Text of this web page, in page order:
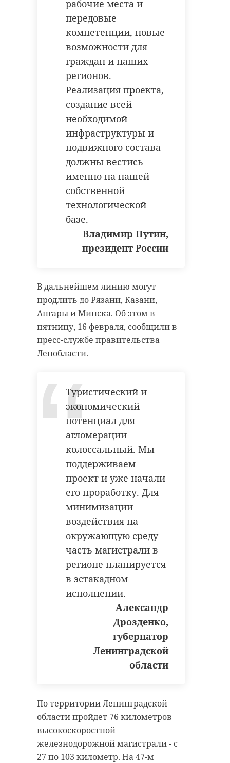
рабочие места и
передовые
компетенции, новые
возможности для
граждан и наших
регионов.
Реализация проекта,
создание всей
необходимой
инфраструктуры и
подвижного состава
должны вестись
именно на нашей
собственной
технологической
базе.
Владимир Путин,
президент России
В дальнейшем линию могут
продлить до Рязани, Казани,
Ангары и Минска. Об этом в
пятницу, 16 февраля, сообщили в
пресс-службе правительства
Ленобласти.
Туристический и
экономический
потенциал для
агломерации
колоссальный. Мы
поддерживаем
проект и уже начали
его проработку. Для
минимизации
воздействия на
окружающую среду
часть магистрали в
регионе планируется
в эстакадном
исполнении.
Александр
Дрозденко,
губернатор
Ленинградской
области
По территории Ленинградской
области пройдет 76 километров
высокоскоростной
железнодорожной магистрали - с
27 по 103 километр. На 47-м
РЕКОМЕНДУЕМ
На трассе в
деревне Оржицы
автобус с
пассажирами уле
24 января 2023, 15:43
Охту - её четырехполосное начало.
Дорога выступит дублем
Токсовского шоссе, даст
дополнительные выезды из новых
районов и избавит трассу от
пробок. В планах завершить все
работы в 2026 году.
Фото: комитет по дорожному
хозяйству Ленобласти
всеволожский район